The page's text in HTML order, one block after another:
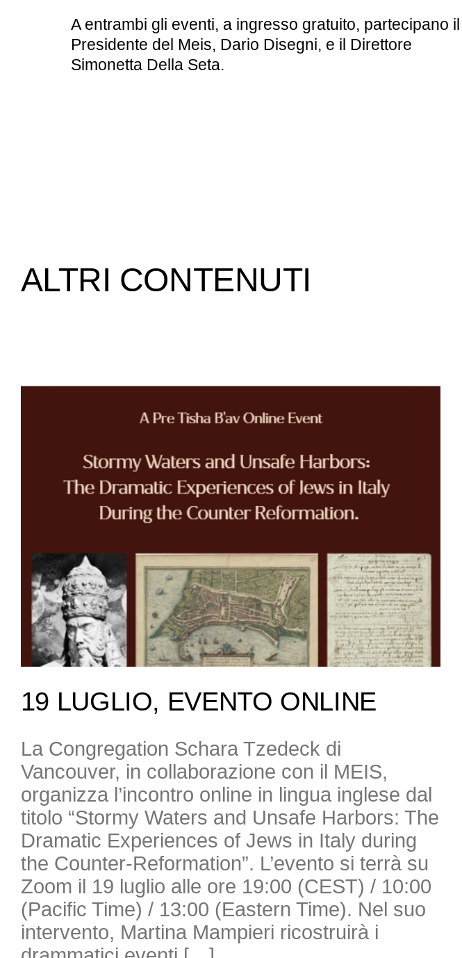
A entrambi gli eventi, a ingresso gratuito, partecipano il
Presidente del Meis, Dario Disegni, e il Direttore
Simonetta Della Seta.
ALTRI CONTENUTI
19 LUGLIO, EVENTO ONLINE
La Congregation Schara Tzedeck di
Vancouver, in collaborazione con il MEIS,
organizza l’incontro online in lingua inglese dal
titolo “Stormy Waters and Unsafe Harbors: The
Dramatic Experiences of Jews in Italy during
the Counter-Reformation”. L’evento si terrà su
Zoom il 19 luglio alle ore 19:00 (CEST) / 10:00
(Pacific Time) / 13:00 (Eastern Time). Nel suo
intervento, Martina Mampieri ricostruirà i